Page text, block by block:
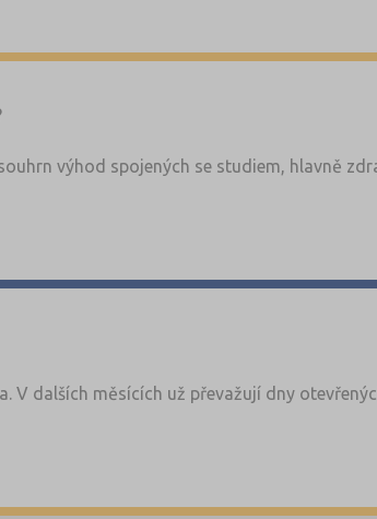
výhod spojených se studiem, hlavně
V dalších měsících už převažují dny